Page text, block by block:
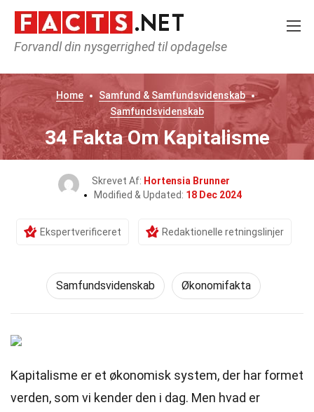
Forvandl din nysgerrighed til opdagelse
Home
Samfund & Samfundsvidenskab
Samfundsvidenskab
34 Fakta Om Kapitalisme
Skrevet Af: Hortensia Brunner
Modified & Updated: 18 Dec 2024
Ekspertverificeret Redaktionelle retningslinjer
Samfundsvidenskab Økonomifakta
Kapitalisme er et økonomisk system, der har formet
verden, som vi kender den i dag. Men hvad er